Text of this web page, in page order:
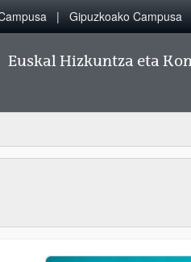
Gipuzkoako Campusa
Euskal Hizkuntza eta